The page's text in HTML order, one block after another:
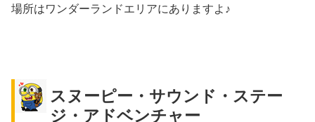
場所はワンダーランドエリアにありますよ♪
スヌーピー・サウンド・ステー
ジ・アドベンチャー